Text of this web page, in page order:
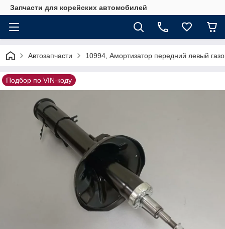
Запчасти для корейских автомобилей
Автозапчасти 10994, Амортизатор передний левый
Подбор по VIN-коду